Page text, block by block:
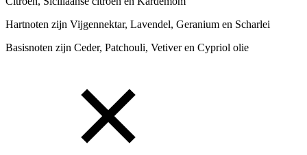
Hartnoten zijn Vijgennektar, Lavendel, Geranium en Scharlei
Basisnoten zijn Ceder, Patchouli, Vetiver en Cypriol olie